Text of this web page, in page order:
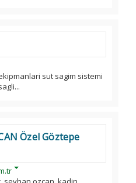
sut sagim sistemi
Özel Göztepe